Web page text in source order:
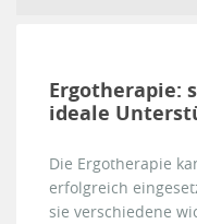
Ergotherapie:
ideale
Die Ergotherapie
erfolgreich
sie verschiedene